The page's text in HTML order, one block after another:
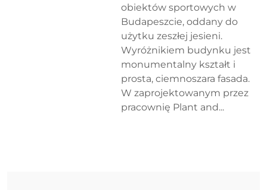
obiektów sportowych w
Budapeszcie, oddany do
użytku zeszłej jesieni.
Wyróżnikiem budynku jest
monumentalny kształt i
prosta, ciemnoszara fasada.
W zaprojektowanym przez
pracownię Plant and...